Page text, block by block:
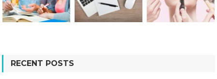
RECENT POSTS